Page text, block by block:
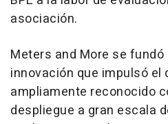
asociación.
Meters and More se fundó
innovación que impulsó el
ampliamente reconocido
despliegue a gran escala